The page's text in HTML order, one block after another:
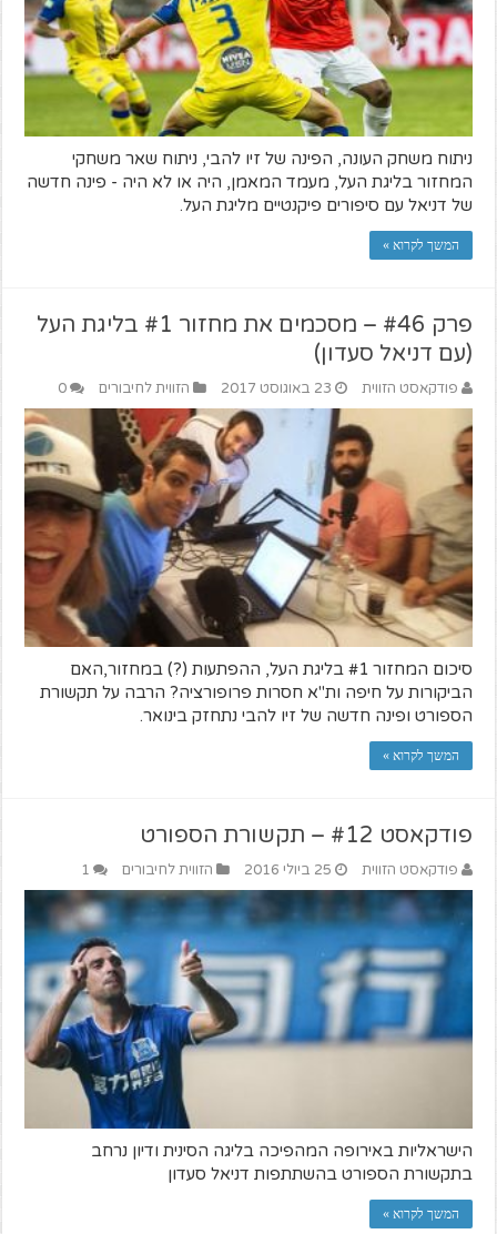
ניתוח משחק העונה, הפינה של זיו להבי, ניתוח שאר משחקי
המחזור בליגת העל, מעמד המאמן, היה או לא היה - פינה חדשה
של דניאל עם סיפורים פיקנטיים מליגת העל.
המשך לקרוא »
פרק #46 – מסכמים את מחזור #1 בליגת העל
(עם דניאל סעדון)
פודקאסט הזווית 23 באוגוסט 2017 הזווית לחיבורים 0
סיכום המחזור #1 בליגת העל, ההפתעות (?) במחזור,האם
הביקורות על חיפה ות"א חסרות פרופורציה? הרבה על תקשורת
הספורט ופינה חדשה של זיו להבי נתחזק בינואר.
המשך לקרוא »
פודקאסט #12 – תקשורת הספורט
פודקאסט הזווית 25 ביולי 2016 הזווית לחיבורים 1
הישראליות באירופה המהפיכה בליגה הסינית ודיון נרחב
בתקשורת הספורט בהשתתפות דניאל סעדון
המשך לקרוא »